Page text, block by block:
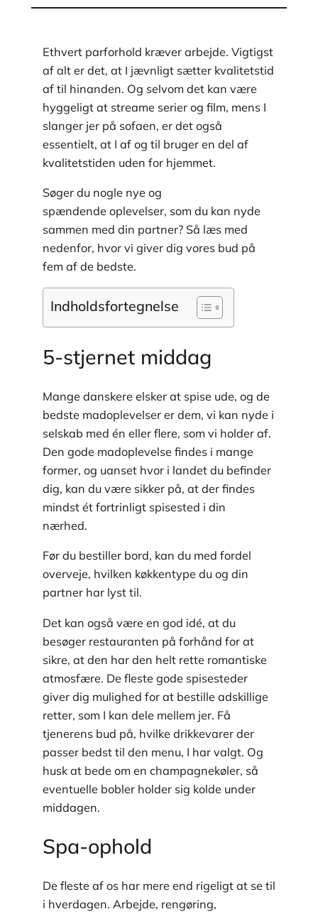
Ethvert parforhold kræver arbejde. Vigtigst
af alt er det, at I jævnligt sætter kvalitetstid
af til hinanden. Og selvom det kan være
hyggeligt at streame serier og film, mens I
slanger jer på sofaen, er det også
essentielt, at I af og til bruger en del af
kvalitetstiden uden for hjemmet.
Søger du nogle nye og
spændende oplevelser, som du kan nyde
sammen med din partner? Så læs med
nedenfor, hvor vi giver dig vores bud på
fem af de bedste.
Indholdsfortegnelse
5-stjernet middag
Mange danskere elsker at spise ude, og de
bedste madoplevelser er dem, vi kan nyde i
selskab med én eller flere, som vi holder af.
Den gode madoplevelse findes i mange
former, og uanset hvor i landet du befinder
dig, kan du være sikker på, at der findes
mindst ét fortrinligt spisested i din
nærhed.
Før du bestiller bord, kan du med fordel
overveje, hvilken køkkentype du og din
partner har lyst til.
Det kan også være en god idé, at du
besøger restauranten på forhånd for at
sikre, at den har den helt rette romantiske
atmosfære. De fleste gode spisesteder
giver dig mulighed for at bestille adskillige
retter, som I kan dele mellem jer. Få
tjenerens bud på, hvilke drikkevarer der
passer bedst til den menu, I har valgt. Og
husk at bede om en champagnekøler, så
eventuelle bobler holder sig kolde under
middagen.
Spa-ophold
De fleste af os har mere end rigeligt at se til
i hverdagen. Arbejde, rengøring,